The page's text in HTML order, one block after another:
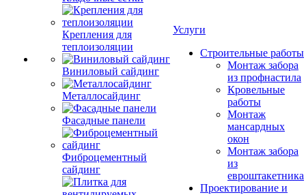
Крепления для
теплоизоляции
Виниловый сайдинг
Металлосайдинг
Фасадные панели
Фиброцементный
сайдинг
Услуги
Строительные работы
Монтаж забора
из профнастила
Кровельные
работы
Монтаж
мансардных
окон
Монтаж забора
из
евроштакетника
Проектирование и